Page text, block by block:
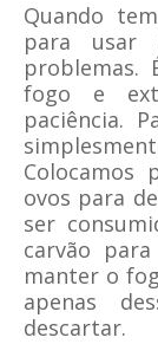
Quando
para usar
problemas.
fogo e
paciência.
Colocamos
ovos para
ser
carvão
manter o
apenas
descartar.